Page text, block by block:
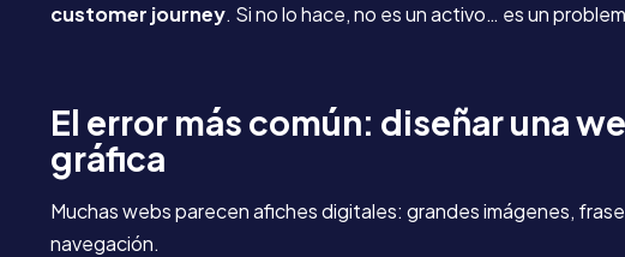
customer journey. Si no lo hace, no es un activo… es un
El error más común: diseñar una
gráfica
Muchas webs parecen afiches digitales: grandes imágenes,
navegación.